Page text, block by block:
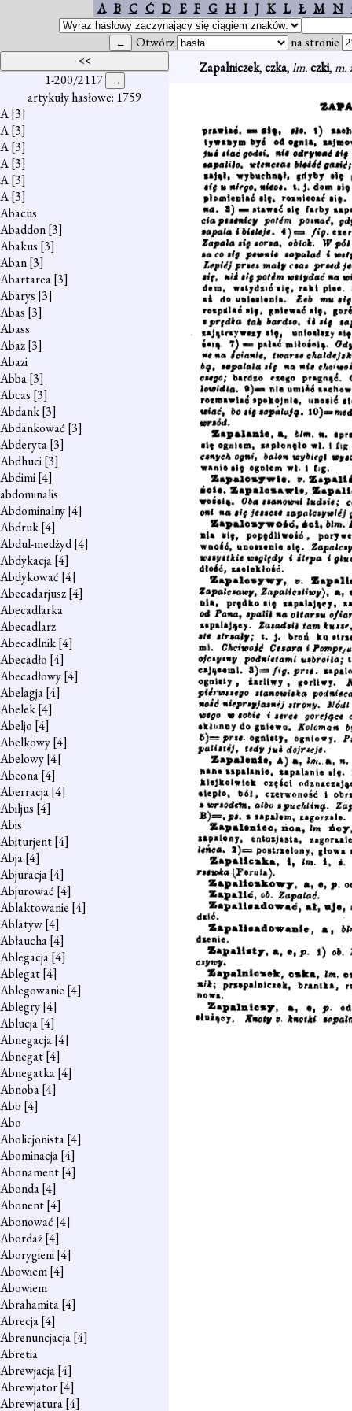
A B C Ć D E F G H I J K L Ł M N
Otwórz na stronie
1-200/2117
artykuły hasłowe: 1759
A[3]
A[3]
A[3]
A[3]
A[3]
A[3]
Abacus
Abaddon[3]
Abakus [3]
Aban[3]
Abartarea[3]
Abarys [3]
Abas [3]
Abass
Abaz[3]
Abazi
Abba[3]
Abcas [3]
Abdank[3]
Abdankować [3]
Abderyta[3]
Abdhuci[3]
Abdimi[4]
abdominalis
Abdominalny[4]
Abdruk[4]
Abdul-medżyd[4]
Abdykacja[4]
Abdykować [4]
Abecadarjusz[4]
Abecadlarka
Abecadlarz
Abecadlnik[4]
Abecadło [4]
Abecadłowy[4]
Abelagja[4]
Abelek[4]
Abeljo [4]
Abelkowy[4]
Abelowy[4]
Abeona[4]
Aberracja[4]
Abiljus [4]
Abis
Abiturjent[4]
Abja[4]
Abjuracja[4]
Abjurować [4]
Ablaktowanie [4]
Ablatyw[4]
Abłaucha[4]
Ablegacja[4]
Ablegat[4]
Ablegowanie [4]
Ablegry[4]
Ablucja[4]
Abnegacja[4]
Abnegat[4]
Abnegatka[4]
Abnoba[4]
Abo [4]
Abo
Abolicjonista[4]
Abominacja[4]
Abonament[4]
Abonda[4]
Abonent[4]
Abonować [4]
Abordaż[4]
Aborygieni[4]
Abowiem[4]
Abowiem
Abrahamita[4]
Abrecja[4]
Abrenuncjacja[4]
Abretia
Abrewjacja[4]
Abrewjator[4]
Abrewjatura[4]
Zapalniczek,czka,lm.czki,m.